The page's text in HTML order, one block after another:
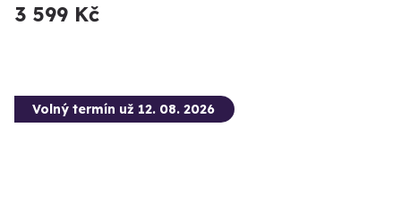
3 599 Kč
Volný termín už 12. 08. 2026